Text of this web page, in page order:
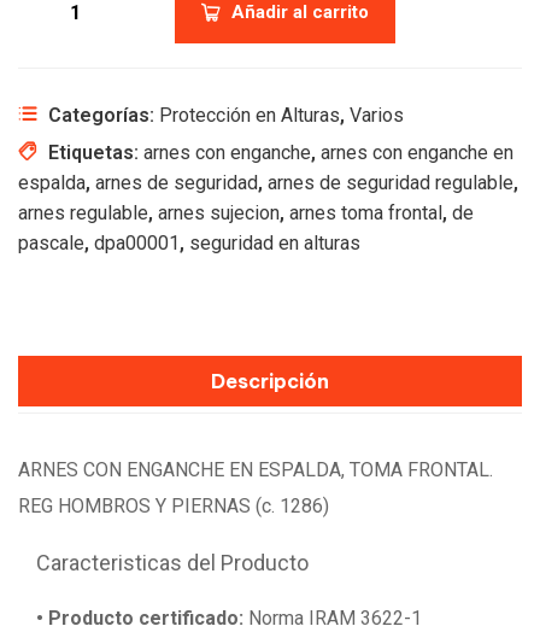
Añadir al carrito
Categorías: Protección en Alturas, Varios
Etiquetas: arnes con enganche, arnes con enganche en
espalda, arnes de seguridad, arnes de seguridad regulable,
arnes regulable, arnes sujecion, arnes toma frontal , de
pascale, dpa00001 , seguridad en alturas
Descripción
ARNES CON ENGANCHE EN ESPALDA, TOMA FRONTAL.
REG HOMBROS Y PIERNAS (c. 1286)
Caracteristicas del Producto
• Producto certificado: Norma IRAM 3622-1